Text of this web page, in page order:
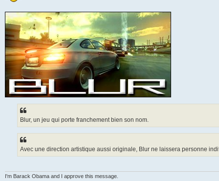
Blur, un jeu qui porte franchement bien son nom.
Avec une direction artistique aussi originale, Blur ne laissera personne
I'm Barack Obama and I approve this message.